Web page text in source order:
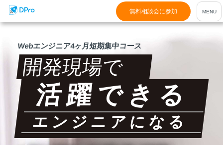
無料相談会に参加
Webエンジニア4ヶ月短期集中コース
開発現場で
活躍できる
エンジニアになる